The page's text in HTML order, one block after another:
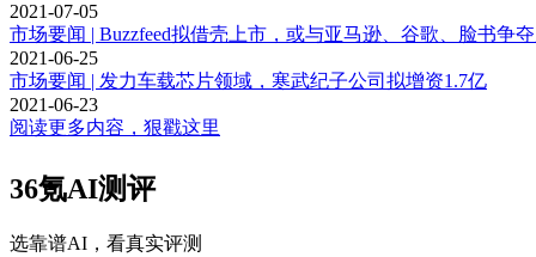
2021-07-05
市场要闻 | Buzzfeed拟借壳上市，或与亚马逊、谷歌、脸书争
2021-06-25
市场要闻 | 发力车载芯片领域，寒武纪子公司拟增资1.7亿
2021-06-23
阅读更多内容，狠戳这里
36氪AI测评
选靠谱AI，看真实评测